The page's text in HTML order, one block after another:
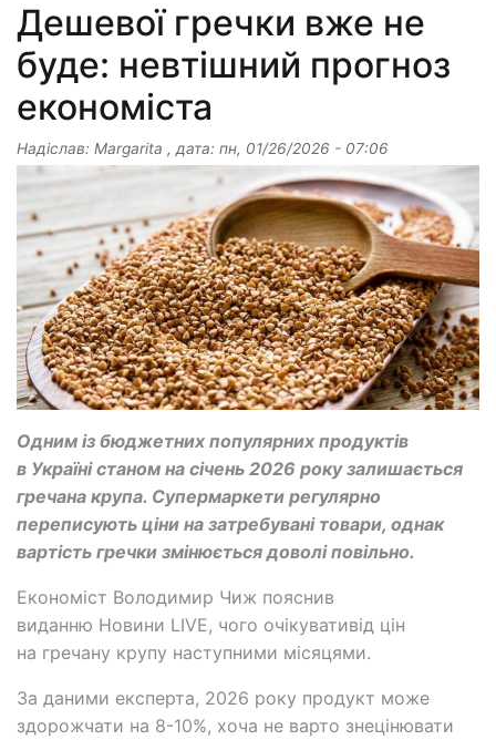
Дешевої гречки вже не
буде: невтішний прогноз
економіста
Надіслав: Margarita , дата: пн, 01/26/2026 - 07:06
Одним із бюджетних популярних продуктів
в Україні станом на січень 2026 року залишається
гречана крупа. Супермаркети регулярно
переписують ціни на затребувані товари, однак
вартість гречки змінюється доволі повільно.
Економіст Володимир Чиж пояснив
виданню Новини LIVE, чого очікувативід цін
на гречану крупу наступними місяцями.
За даними експерта, 2026 року продукт може
здорожчати на 8-10%, хоча не варто знецінювати